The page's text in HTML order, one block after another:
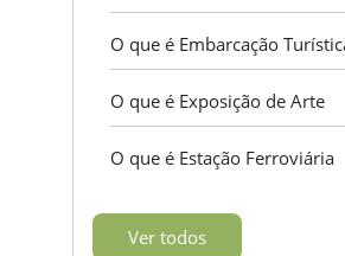
O que é Embarcação
O que é Exposição de Arte
O que é Estação Ferroviária
Ver todos